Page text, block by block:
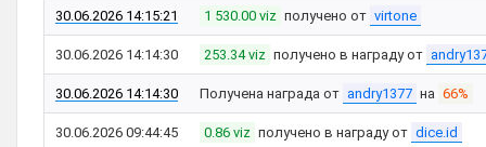
30.06.2026 14:15:21 1 530.00 viz получено от virtone
30.06.2026 14:14:30 253.34 viz получено в награду от
30.06.2026 14:14:30 Получена награда от andry1377 на 66%
30.06.2026 09:44:45 0.86 viz получено в награду от dice.id